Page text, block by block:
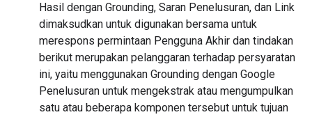
Hasil dengan Grounding, Saran Penelusuran, dan Link
dimaksudkan untuk digunakan bersama untuk
merespons permintaan Pengguna Akhir dan tindakan
berikut merupakan pelanggaran terhadap persyaratan
ini, yaitu menggunakan Grounding dengan Google
Penelusuran untuk mengekstrak atau mengumpulkan
satu atau beberapa komponen tersebut untuk tujuan